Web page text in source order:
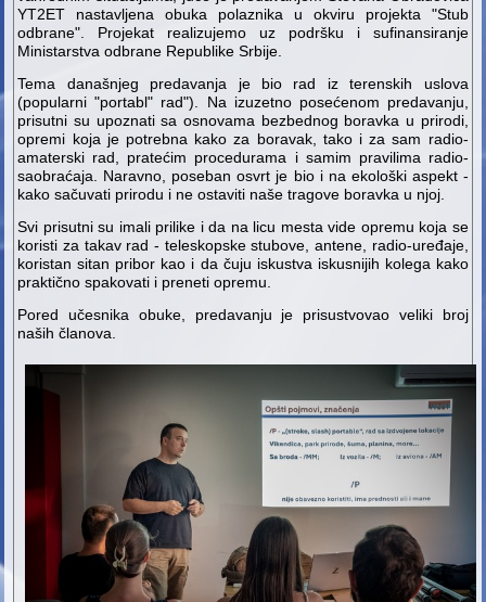
YT2ET nastavljena obuka polaznika u okviru projekta "Stub
odbrane". Projekat realizujemo uz podršku i sufinansiranje
Ministarstva odbrane Republike Srbije.
Tema današnjeg predavanja je bio rad iz terenskih uslova
(popularni "portabl" rad"). Na izuzetno posećenom predavanju,
prisutni su upoznati sa osnovama bezbednog boravka u prirodi,
opremi koja je potrebna kako za boravak, tako i za sam radio-
amaterski rad, pratećim procedurama i samim pravilima radio-
saobraćaja. Naravno, poseban osvrt je bio i na ekološki aspekt -
kako sačuvati prirodu i ne ostaviti naše tragove boravka u njoj.
Svi prisutni su imali prilike i da na licu mesta vide opremu koja se
koristi za takav rad - teleskopske stubove, antene, radio-uređaje,
koristan sitan pribor kao i da čuju iskustva iskusnijih kolega kako
praktično spakovati i preneti opremu.
Pored učesnika obuke, predavanju je prisustvovao veliki broj
naših članova.